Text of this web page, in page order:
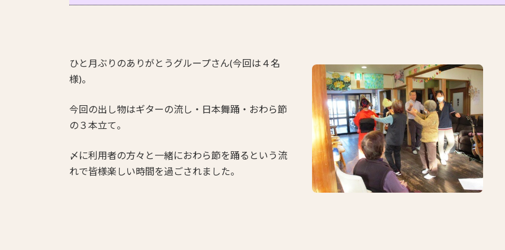
ひと月ぶりのありがとうグループさん(今回は４名
様)。
今回の出し物はギターの流し・日本舞踊・おわら節
の３本立て。
〆に利用者の方々と一緒におわら節を踊るという流
れで皆様楽しい時間を過ごされました。